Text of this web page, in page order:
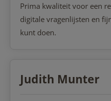
Prima kwaliteit voor een
digitale vragenlijsten en
kunt doen.
Judith Munter